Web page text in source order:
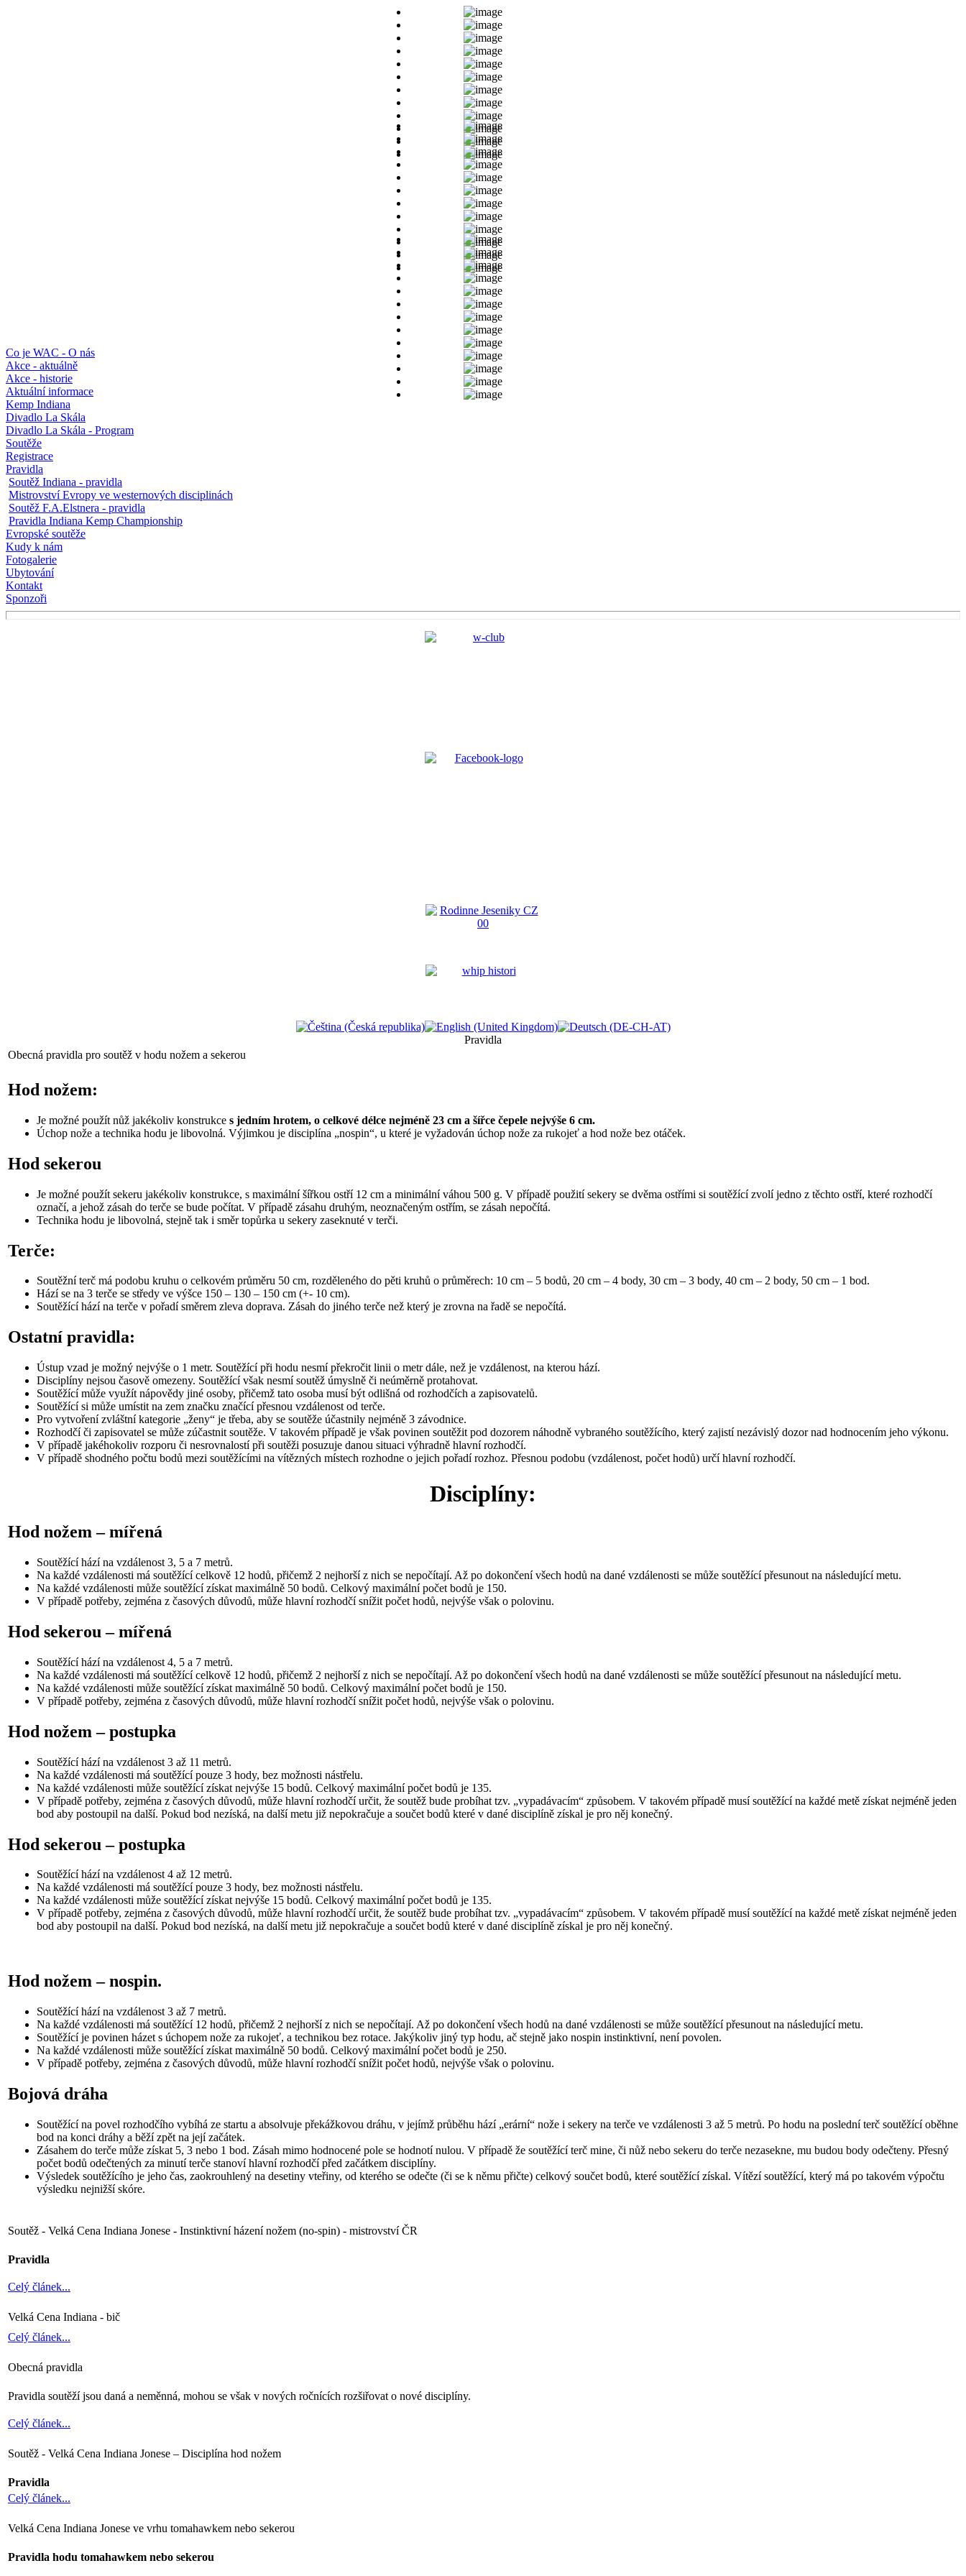
Co je WAC - O nás
Akce - aktuálně
Akce - historie
Aktuální informace
Kemp Indiana
Divadlo La Skála
Divadlo La Skála - Program
Soutěže
Registrace
Pravidla
Soutěž Indiana - pravidla
Mistrovství Evropy ve westernových disciplinách
Soutěž F.A.Elstnera - pravidla
Pravidla Indiana Kemp Championship
Evropské soutěže
Kudy k nám
Fotogalerie
Ubytování
Kontakt
Sponzoři
Pravidla
Obecná pravidla pro soutěž v hodu nožem a sekerou
Hod nožem:
Je možné použít nůž jakékoliv konstrukce s jedním hrotem, o celkové délce nejméně 23 cm a šířce čepele nejvýše 6 cm.
Úchop nože a technika hodu je libovolná. Výjimkou je disciplína „nospin“, u které je vyžadován úchop nože za rukojeť a hod nože bez otáček.
Hod sekerou
Je možné použít sekeru jakékoliv konstrukce, s maximální šířkou ostří 12 cm a minimální váhou 500 g. V případě použití sekery se dvěma ostřími si soutěžící zvolí jedno z těchto ostří, které rozhodčí
označí, a jehož zásah do terče se bude počítat. V případě zásahu druhým, neoznačeným ostřím, se zásah nepočítá.
Technika hodu je libovolná, stejně tak i směr topůrka u sekery zaseknuté v terči.
Terče:
Soutěžní terč má podobu kruhu o celkovém průměru 50 cm, rozděleného do pěti kruhů o průměrech: 10 cm – 5 bodů, 20 cm – 4 body, 30 cm – 3 body, 40 cm – 2 body, 50 cm – 1 bod.
Hází se na 3 terče se středy ve výšce 150 – 130 – 150 cm (+- 10 cm).
Soutěžící hází na terče v pořadí směrem zleva doprava. Zásah do jiného terče než který je zrovna na řadě se nepočítá.
Ostatní pravidla:
Ústup vzad je možný nejvýše o 1 metr. Soutěžící při hodu nesmí překročit linii o metr dále, než je vzdálenost, na kterou hází.
Disciplíny nejsou časově omezeny. Soutěžící však nesmí soutěž úmyslně či neúměrně protahovat.
Soutěžící může využít nápovědy jiné osoby, přičemž tato osoba musí být odlišná od rozhodčích a zapisovatelů.
Soutěžící si může umístit na zem značku značící přesnou vzdálenost od terče.
Pro vytvoření zvláštní kategorie „ženy“ je třeba, aby se soutěže účastnily nejméně 3 závodnice.
Rozhodčí či zapisovatel se může zúčastnit soutěže. V takovém případě je však povinen soutěžit pod dozorem náhodně vybraného soutěžícího, který zajistí nezávislý dozor nad hodnocením jeho výkonu.
V případě jakéhokoliv rozporu či nesrovnalostí při soutěži posuzuje danou situaci výhradně hlavní rozhodčí.
V případě shodného počtu bodů mezi soutěžícími na vítězných místech rozhodne o jejich pořadí rozhoz. Přesnou podobu (vzdálenost, počet hodů) určí hlavní rozhodčí.
Disciplíny:
Hod nožem – mířená
Soutěžící hází na vzdálenost 3, 5 a 7 metrů.
Na každé vzdálenosti má soutěžící celkově 12 hodů, přičemž 2 nejhorší z nich se nepočítají. Až po dokončení všech hodů na dané vzdálenosti se může soutěžící přesunout na následující metu.
Na každé vzdálenosti může soutěžící získat maximálně 50 bodů. Celkový maximální počet bodů je 150.
V případě potřeby, zejména z časových důvodů, může hlavní rozhodčí snížit počet hodů, nejvýše však o polovinu.
Hod sekerou – mířená
Soutěžící hází na vzdálenost 4, 5 a 7 metrů.
Na každé vzdálenosti má soutěžící celkově 12 hodů, přičemž 2 nejhorší z nich se nepočítají. Až po dokončení všech hodů na dané vzdálenosti se může soutěžící přesunout na následující metu.
Na každé vzdálenosti může soutěžící získat maximálně 50 bodů. Celkový maximální počet bodů je 150.
V případě potřeby, zejména z časových důvodů, může hlavní rozhodčí snížit počet hodů, nejvýše však o polovinu.
Hod nožem – postupka
Soutěžící hází na vzdálenost 3 až 11 metrů.
Na každé vzdálenosti má soutěžící pouze 3 hody, bez možnosti nástřelu.
Na každé vzdálenosti může soutěžící získat nejvýše 15 bodů. Celkový maximální počet bodů je 135.
V případě potřeby, zejména z časových důvodů, může hlavní rozhodčí určit, že soutěž bude probíhat tzv. „vypadávacím“ způsobem. V takovém případě musí soutěžící na každé metě získat nejméně jeden
bod aby postoupil na další. Pokud bod nezíská, na další metu již nepokračuje a součet bodů které v dané disciplíně získal je pro něj konečný.
Hod sekerou – postupka
Soutěžící hází na vzdálenost 4 až 12 metrů.
Na každé vzdálenosti má soutěžící pouze 3 hody, bez možnosti nástřelu.
Na každé vzdálenosti může soutěžící získat nejvýše 15 bodů. Celkový maximální počet bodů je 135.
V případě potřeby, zejména z časových důvodů, může hlavní rozhodčí určit, že soutěž bude probíhat tzv. „vypadávacím“ způsobem. V takovém případě musí soutěžící na každé metě získat nejméně jeden
bod aby postoupil na další. Pokud bod nezíská, na další metu již nepokračuje a součet bodů které v dané disciplíně získal je pro něj konečný.
Hod nožem – nospin.
Soutěžící hází na vzdálenost 3 až 7 metrů.
Na každé vzdálenosti má soutěžící 12 hodů, přičemž 2 nejhorší z nich se nepočítají. Až po dokončení všech hodů na dané vzdálenosti se může soutěžící přesunout na následující metu.
Soutěžící je povinen házet s úchopem nože za rukojeť, a technikou bez rotace. Jakýkoliv jiný typ hodu, ač stejně jako nospin instinktivní, není povolen.
Na každé vzdálenosti může soutěžící získat maximálně 50 bodů. Celkový maximální počet bodů je 250.
V případě potřeby, zejména z časových důvodů, může hlavní rozhodčí snížit počet hodů, nejvýše však o polovinu.
Bojová dráha
Soutěžící na povel rozhodčího vybíhá ze startu a absolvuje překážkovou dráhu, v jejímž průběhu hází „erární“ nože i sekery na terče ve vzdálenosti 3 až 5 metrů. Po hodu na poslední terč soutěžící oběhne
bod na konci dráhy a běží zpět na její začátek.
Zásahem do terče může získat 5, 3 nebo 1 bod. Zásah mimo hodnocené pole se hodnotí nulou. V případě že soutěžící terč mine, či nůž nebo sekeru do terče nezasekne, mu budou body odečteny. Přesný
počet bodů odečtených za minutí terče stanoví hlavní rozhodčí před začátkem disciplíny.
Výsledek soutěžícího je jeho čas, zaokrouhlený na desetiny vteřiny, od kterého se odečte (či se k němu přičte) celkový součet bodů, které soutěžící získal. Vítězí soutěžící, který má po takovém výpočtu
výsledku nejnižší skóre.
Soutěž - Velká Cena Indiana Jonese - Instinktivní házení nožem (no-spin) - mistrovství ČR
Pravidla
Celý článek...
Velká Cena Indiana - bič
Celý článek...
Obecná pravidla
Pravidla soutěží jsou daná a neměnná, mohou se však v nových ročnících rozšiřovat o nové disciplíny.
Celý článek...
Soutěž - Velká Cena Indiana Jonese – Disciplína hod nožem
Pravidla
Celý článek...
Velká Cena Indiana Jonese ve vrhu tomahawkem nebo sekerou
Pravidla hodu tomahawkem nebo sekerou